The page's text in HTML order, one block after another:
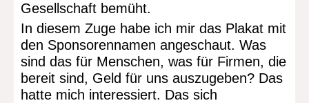
Gesellschaft bemüht.
In diesem Zuge habe ich mir das Plakat mit
den Sponsorennamen angeschaut. Was
sind das für Menschen, was für Firmen, die
bereit sind, Geld für uns auszugeben? Das
hatte mich interessiert. Das sich